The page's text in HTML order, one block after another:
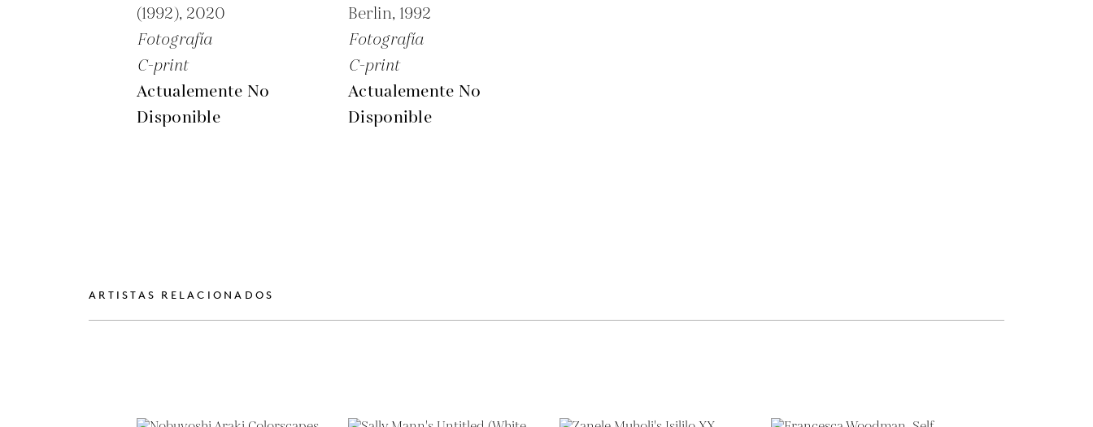
(1992), 2020
Fotografía
C-print
Actualemente No
Disponible
Berlin, 1992
Fotografía
C-print
Actualemente No
Disponible
ARTISTAS RELACIONADOS